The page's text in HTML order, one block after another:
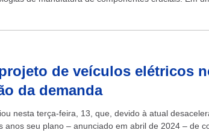
de veículos elétricos
da demanda
nesta terça-feira, 13, que, devido à atual
anos seu plano – anunciado em abril de 2024 – de